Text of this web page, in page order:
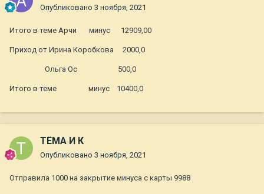
Опубликовано 3 ноября, 2021
Итого в теме Арчи минус 12909,00
Приход от Ирина Коробкова 2000,0
Ольга Ос 500,0
Итого в теме минус 10400,0
ТЁМА И К
Опубликовано 3 ноября, 2021
Отправила 1000 на закрытие минуса с карты 9988